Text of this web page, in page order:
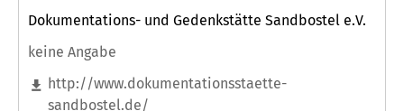
Dokumentations- und Gedenkstätte Sandbostel e.V.
keine Angabe
http://www.dokumentationsstaette-
sandbostel.de/